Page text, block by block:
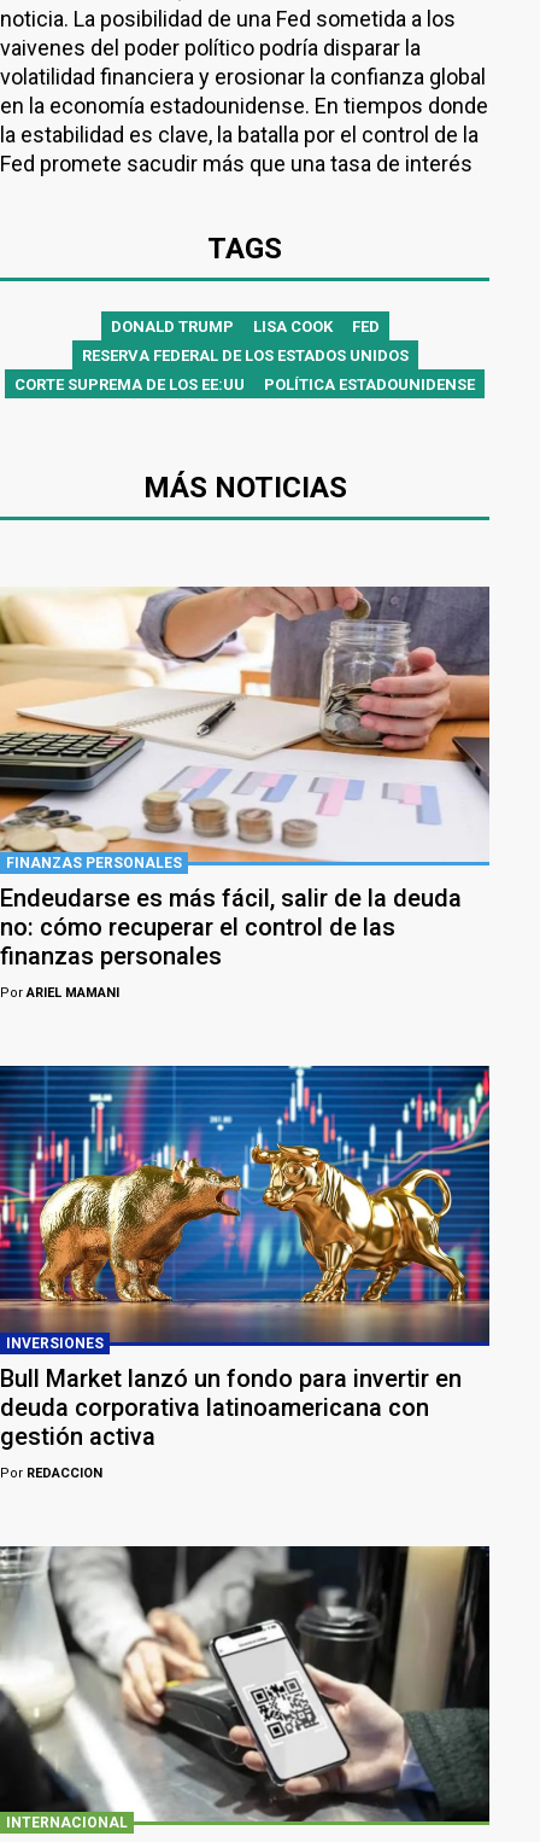
noticia. La posibilidad de una Fed sometida a los
vaivenes del poder político podría disparar la
volatilidad financiera y erosionar la confianza global
en la economía estadounidense. En tiempos donde
la estabilidad es clave, la batalla por el control de la
Fed promete sacudir más que una tasa de interés
TAGS
DONALD TRUMP LISA COOK
FED
RESERVA FEDERAL DE LOS ESTADOS UNIDOS
CORTE SUPREMA DE LOS EE:UU
POLÍTICA ESTADOUNIDENSE
MÁS NOTICIAS
FINANZAS PERSONALES
Endeudarse es más fácil, salir de la deuda
no: cómo recuperar el control de las
finanzas personales
PorARIEL MAMANI
INVERSIONES
Bull Market lanzó un fondo para invertir en
deuda corporativa latinoamericana con
gestión activa
Por REDACCION
INTERNACIONAL